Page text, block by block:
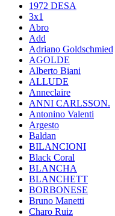
1972 DESA
3x1
Abro
Add
Adriano Goldschmied
AGOLDE
Alberto Biani
ALLUDE
Anneclaire
ANNI CARLSSON.
Antonino Valenti
Argesto
Baldan
BILANCIONI
Black Coral
BLANCHA
BLANCHETT
BORBONESE
Bruno Manetti
Charo Ruiz